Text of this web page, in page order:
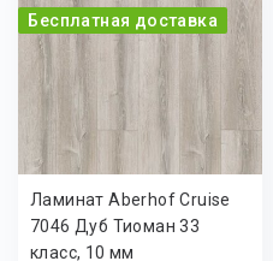
Бесплатная доставка
Ламинат Aberhof Cruise
7046 Дуб Тиоман 33
класс, 10 мм